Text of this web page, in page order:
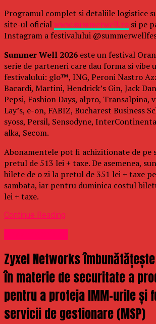
Programul complet si detaliile logistice
site-ul oficialwww.summerwell.ro si pe
Instagram a festivalului
Summer Well 2026 este un festival
serie de parteneri care dau forma si vibe
festivalului: glo™, ING, Peroni Nastro
Bacardi, Martini, Hendrick’s Gin, Jack
Pepsi, Fashion Days, alpro, Transalpina,
Lay’s, e-on, FABIZ, Bucharest Business
syoss, Persil, Sensodyne,
alka, Secom.
Abonamentele pot fi achizitionate de pe
pretul de 513 lei + taxe. De asemenea,
bilete de o zi la pretul de 351 lei + taxe
sambata, iar pentru duminica costul
lei + taxe.
Continue Reading
Zyxel Networks
în materie de securitate a
pentru a proteja IMM-urile și
servicii de gestionare (MSP)